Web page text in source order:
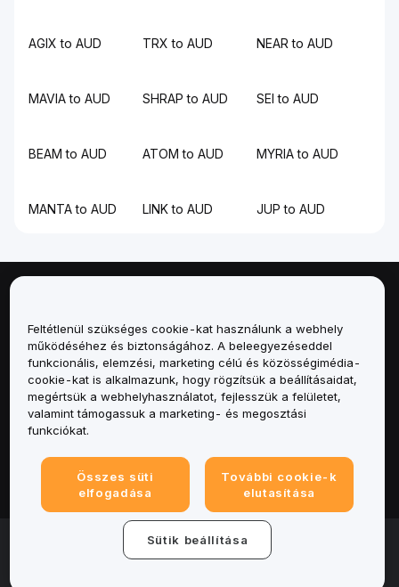
AGIX to AUD TRX to AUD NEAR to AUD
MAVIA to AUD SHRAP to AUD SEI to AUD
BEAM to AUD ATOM to AUD MYRIA to AUD
MANTA to AUD LINK to AUD JUP to AUD
Szolgáltatások
Támogatás
Termékek
© 2025-2026 Bybit.eu. Minden jog fenntartva.
Feltétlenül szükséges cookie-kat használunk a webhely
működéséhez és biztonságához. A beleegyezéseddel
funkcionális, elemzési, marketing célú és közösségimédia-
cookie-kat is alkalmazunk, hogy rögzítsük a beállításaidat,
megértsük a webhelyhasználatot, fejlesszük a felületet,
valamint támogassuk a marketing- és megosztási
funkciókat.
Összes süti
elfogadása
További cookie-k
elutasítása
Sütik beállítása